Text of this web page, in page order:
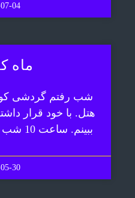
04
ماه
شب رفتم گردشی
هتل. با خود قرار
ببینم. ساعت 10 شب غروب می شود. پس
30